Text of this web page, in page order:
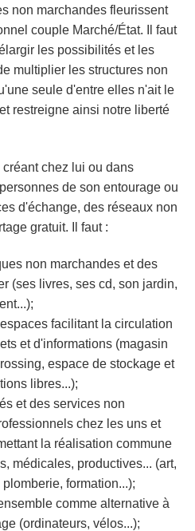
non marchandes fleurissent
couple Marché/État. Il faut
les possibilités et les
multiplier les structures non
seule d'entre elles n'ait le
restreigne ainsi notre liberté
chez lui ou dans
de son entourage ou
d'échange, des réseaux non
gratuit. Il faut :
non marchandes et des
(ses livres, ses cd, son jardin,
facilitant la circulation
et d'informations (magasin
espace de stockage et
libres...);
et des services non
chez les uns et
la réalisation commune
médicales, productives... (art,
formation...);
comme alternative à
(ordinateurs, vélos...);